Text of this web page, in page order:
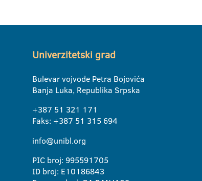
Univerzitetski grad
Bulevar vojvode Petra Bojovića
Banja Luka, Republika Srpska
+387 51 321 171
Faks: +387 51 315 694
info@unibl.org
PIC broj: 995591705
ID broj: E10186843